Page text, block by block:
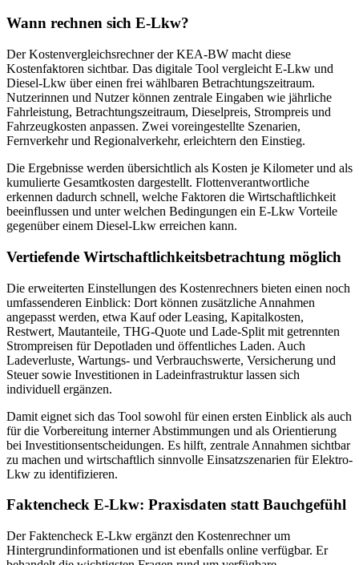
Wann rechnen sich E-Lkw?
Der Kostenvergleichsrechner der KEA-BW macht diese
Kostenfaktoren sichtbar. Das digitale Tool vergleicht E-Lkw und
Diesel-Lkw über einen frei wählbaren Betrachtungszeitraum.
Nutzerinnen und Nutzer können zentrale Eingaben wie jährliche
Fahrleistung, Betrachtungszeitraum, Dieselpreis, Strompreis und
Fahrzeugkosten anpassen. Zwei voreingestellte Szenarien,
Fernverkehr und Regionalverkehr, erleichtern den Einstieg.
Die Ergebnisse werden übersichtlich als Kosten je Kilometer und als
kumulierte Gesamtkosten dargestellt. Flottenverantwortliche
erkennen dadurch schnell, welche Faktoren die Wirtschaftlichkeit
beeinflussen und unter welchen Bedingungen ein E-Lkw Vorteile
gegenüber einem Diesel-Lkw erreichen kann.
Vertiefende Wirtschaftlichkeitsbetrachtung möglich
Die erweiterten Einstellungen des Kostenrechners bieten einen noch
umfassenderen Einblick: Dort können zusätzliche Annahmen
angepasst werden, etwa Kauf oder Leasing, Kapitalkosten,
Restwert, Mautanteile, THG-Quote und Lade-Split mit getrennten
Strompreisen für Depotladen und öffentliches Laden. Auch
Ladeverluste, Wartungs- und Verbrauchswerte, Versicherung und
Steuer sowie Investitionen in Ladeinfrastruktur lassen sich
individuell ergänzen.
Damit eignet sich das Tool sowohl für einen ersten Einblick als auch
für die Vorbereitung interner Abstimmungen und als Orientierung
bei Investitionsentscheidungen. Es hilft, zentrale Annahmen sichtbar
zu machen und wirtschaftlich sinnvolle Einsatzszenarien für Elektro-
Lkw zu identifizieren.
Faktencheck E-Lkw: Praxisdaten statt Bauchgefühl
Der Faktencheck E-Lkw ergänzt den Kostenrechner um
Hintergrundinformationen und ist ebenfalls online verfügbar. Er